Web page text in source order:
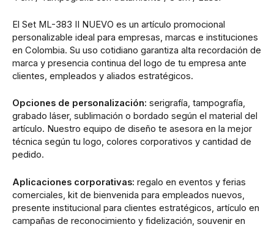
El Set ML-383 II NUEVO es un artículo promocional
personalizable ideal para empresas, marcas e instituciones
en Colombia. Su uso cotidiano garantiza alta recordación de
marca y presencia continua del logo de tu empresa ante
clientes, empleados y aliados estratégicos.
Opciones de personalización: serigrafía, tampografía,
grabado láser, sublimación o bordado según el material del
artículo. Nuestro equipo de diseño te asesora en la mejor
técnica según tu logo, colores corporativos y cantidad de
pedido.
Aplicaciones corporativas: regalo en eventos y ferias
comerciales, kit de bienvenida para empleados nuevos,
presente institucional para clientes estratégicos, artículo en
campañas de reconocimiento y fidelización, souvenir en